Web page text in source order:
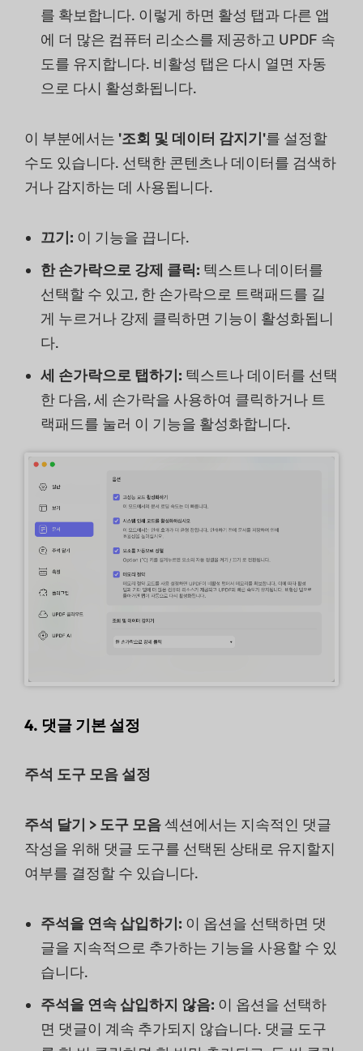
를 확보합니다. 이렇게 하면 활성 탭과 다른 앱
에 더 많은 컴퓨터 리소스를 제공하고 UPDF 속
도를 유지합니다. 비활성 탭은 다시 열면 자동
으로 다시 활성화됩니다.
이 부분에서는 '조회 및 데이터 감지기'를 설정할
수도 있습니다. 선택한 콘텐츠나 데이터를 검색하
거나 감지하는 데 사용됩니다.
끄기: 이 기능을 끕니다.
한 손가락으로 강제 클릭: 텍스트나 데이터를
선택할 수 있고, 한 손가락으로 트랙패드를 길
게 누르거나 강제 클릭하면 기능이 활성화됩니
다.
세 손가락으로 탭하기: 텍스트나 데이터를 선택
한 다음, 세 손가락을 사용하여 클릭하거나 트
랙패드를 눌러 이 기능을 활성화합니다.
4. 댓글 기본 설정
주석 도구 모음 설정
주석 달기 > 도구 모음섹션에서는 지속적인 댓글
작성을 위해 댓글 도구를 선택된 상태로 유지할지
여부를 결정할 수 있습니다.
주석을 연속삽입하기: 이 옵션을 선택하면 댓
글을 지속적으로 추가하는 기능을 사용할 수 있
습니다.
주석을 연속 삽입하지 않음: 이 옵션을 선택하
면 댓글이 계속 추가되지 않습니다. 댓글 도구